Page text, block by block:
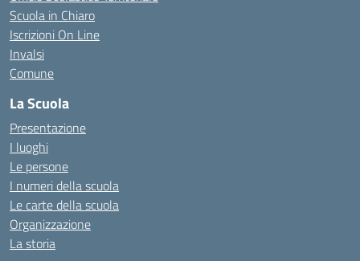
Scuola in Chiaro
Iscrizioni On Line
Invalsi
Comune
La Scuola
Presentazione
I luoghi
Le persone
I numeri della scuola
Le carte della scuola
Organizzazione
La storia